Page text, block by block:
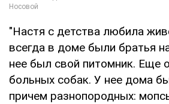
"Настя с детства любила
всегда в доме были братья
нее был свой питомник. Еще
больных собак. У нее дома
причем разнопородных: